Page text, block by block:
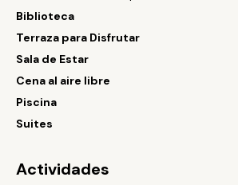
Biblioteca
Terraza para Disfrutar
Sala de Estar
Cena al aire libre
Piscina
Suites
Actividades